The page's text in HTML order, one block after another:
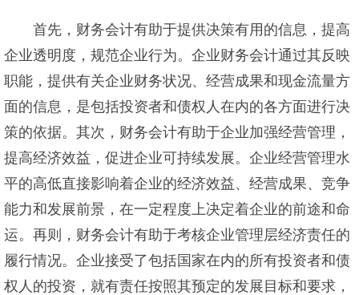
首先，财务会计有助于提供决策有用的信息，提高
企业透明度，规范企业行为。企业财务会计通过其反映
职能，提供有关企业财务状况、经营成果和现金流量方
面的信息，是包括投资者和债权人在内的各方面进行决
策的依据。其次，财务会计有助于企业加强经营管理，
提高经济效益，促进企业可持续发展。企业经营管理水
平的高低直接影响着企业的经济效益、经营成果、竞争
能力和发展前景，在一定程度上决定着企业的前途和命
运。再则，财务会计有助于考核企业管理层经济责任的
履行情况。企业接受了包括国家在内的所有投资者和债
权人的投资，就有责任按照其预定的发展目标和要求，